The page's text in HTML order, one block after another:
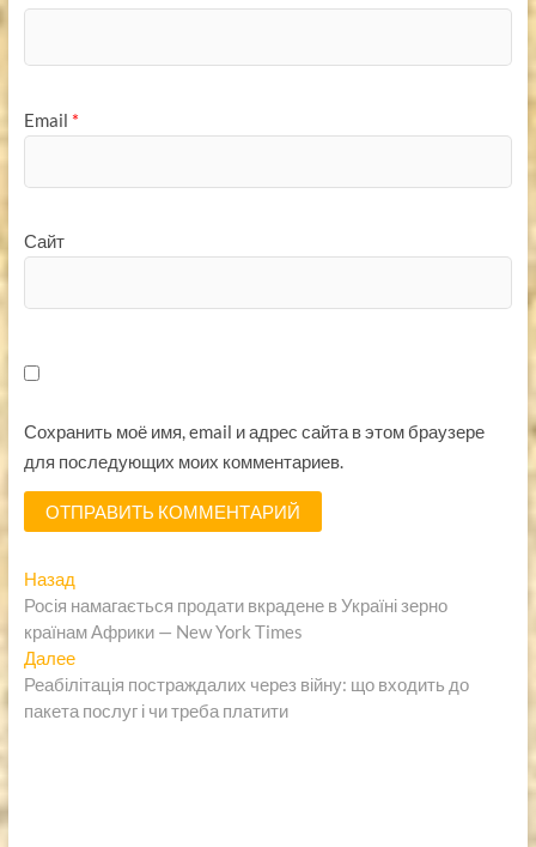
Email *
Сайт
Сохранить моё имя, email и адрес сайта в этом браузере
для последующих моих комментариев.
Навигация
по
записям
НазадПредыдущая
запись:
Росія намагається продати вкрадене в Україні зерно
країнам Африки — New York Times
ДалееСледующая
запись:
Реабілітація постраждалих через війну: що входить до
пакета послуг і чи треба платити